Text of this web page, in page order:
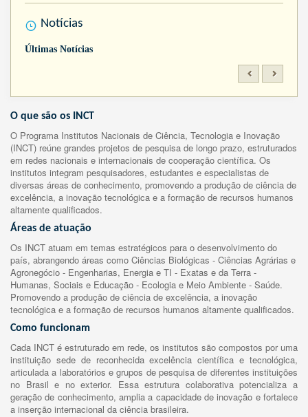
Notícias
Últimas Notícias
O que são os INCT
O Programa Institutos Nacionais de Ciência, Tecnologia e Inovação
(INCT) reúne grandes projetos de pesquisa de longo prazo, estruturados
em redes nacionais e internacionais de cooperação científica. Os
institutos integram pesquisadores, estudantes e especialistas de
diversas áreas de conhecimento, promovendo a produção de ciência de
excelência, a inovação tecnológica e a formação de recursos humanos
altamente qualificados.
Áreas de atuação
Os INCT atuam em temas estratégicos para o desenvolvimento do
país, abrangendo áreas como Ciências Biológicas - Ciências Agrárias e
Agronegócio - Engenharias, Energia e TI - Exatas e da Terra -
Humanas, Sociais e Educação - Ecologia e Meio Ambiente - Saúde.
Promovendo a produção de ciência de excelência, a inovação
tecnológica e a formação de recursos humanos altamente qualificados.
Como funcionam
Cada INCT é estruturado em rede, os institutos são compostos por uma
instituição sede de reconhecida excelência científica e tecnológica,
articulada a laboratórios e grupos de pesquisa de diferentes instituições
no Brasil e no exterior. Essa estrutura colaborativa potencializa a
geração de conhecimento, amplia a capacidade de inovação e fortalece
a inserção internacional da ciência brasileira.